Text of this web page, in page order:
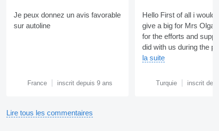
Lire tous les commentaires
Je peux donnez un avis favorable
sur autoline
France inscrit depuis 9 ans
Hello First of all i would
give a big for Mrs Olga
for the efforts and
did with us during the
la suite
Turquie inscrit